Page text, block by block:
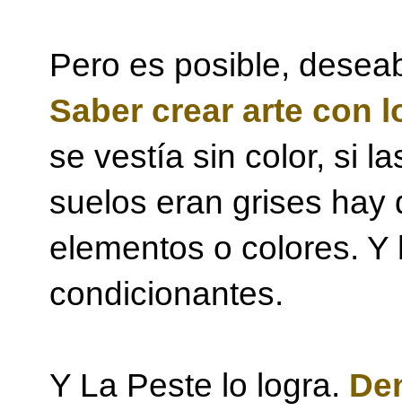
Pero es posible,
Saber crear arte con
se vestía sin color, si
suelos eran grises hay
elementos o colores.
condicionantes.
Y La Peste lo logra.